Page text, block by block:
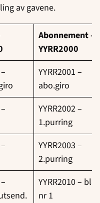
av gavene.
Abonnement –
YYRR2000
YYRR2001 –
abo.giro
YYRR2002 –
1.purring
YYRR2003 –
2.purring
YYRR2010 –
nr 1